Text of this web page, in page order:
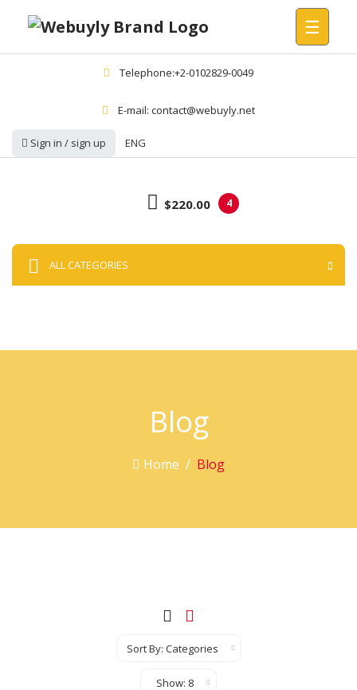
☰
Telephone:+2-0102829-0049
E-mail: contact@webuyly.net
Sign in / sign up ENG
4
$220.00
ALL CATEGORIES
Blog
Home Blog
Sort By
Show Records Per Page